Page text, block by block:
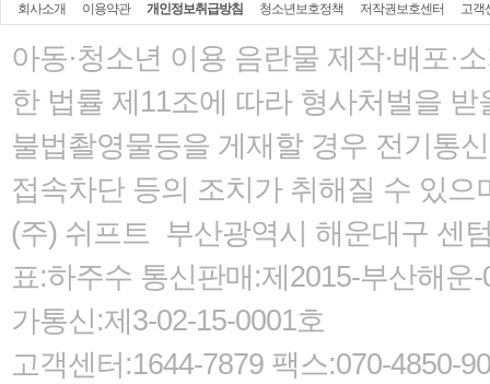
회사소개 이용약관 개인정보취급방침 청소년보호정책 저작권보호센터 고객
아동·청소년 이용 음란물 제작·배포·
한 법률 제11조에 따라 형사처벌을 받
불법촬영물등을 게재할 경우 전기통
접속차단 등의 조치가 취해질 수 있으
(주) 쉬프트 부산광역시 해운대구 센
표:하주수 통신판매:제2015-부산해
가통신:제3-02-15-0001호
고객센터:1644-7879 팩스:070-4850-